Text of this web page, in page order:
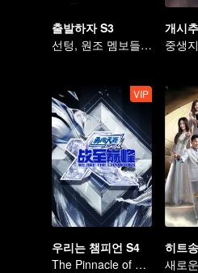
출발하자 S3
선텅, 원조 멤보들과 함께 컴백
개시
VIP
우리는 챔피언 S4
The Pinnacle of E-sports Variety Shows
히트송